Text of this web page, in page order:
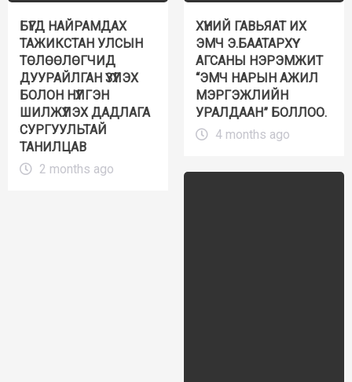
БҮГД НАЙРАМДАХ
ТАЖИКСТАН УЛСЫН
ТӨЛӨӨЛӨГЧИД
ДУУРАЙЛГАН ҮЗҮҮЛЭХ
БОЛОН НҮҮЛГЭН
ШИЛЖҮҮЛЭХ ДАДЛАГА
СУРГУУЛЬТАЙ
ТАНИЛЦАВ
2 months ago
ХҮНИЙ ГАВЬЯАТ ИХ
ЭМЧ Э.БААТАРХҮҮ
АГСАНЫ НЭРЭМЖИТ
“ЭМЧ НАРЫН АЖИЛ
МЭРГЭЖЛИЙН
УРАЛДААН” БОЛЛОО.
4 months ago